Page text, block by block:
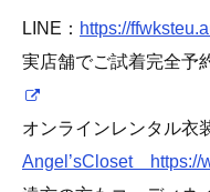
LINE： https://
実店舗でご試着完全予
オンラインレンタル衣
Angel’sCloset https://